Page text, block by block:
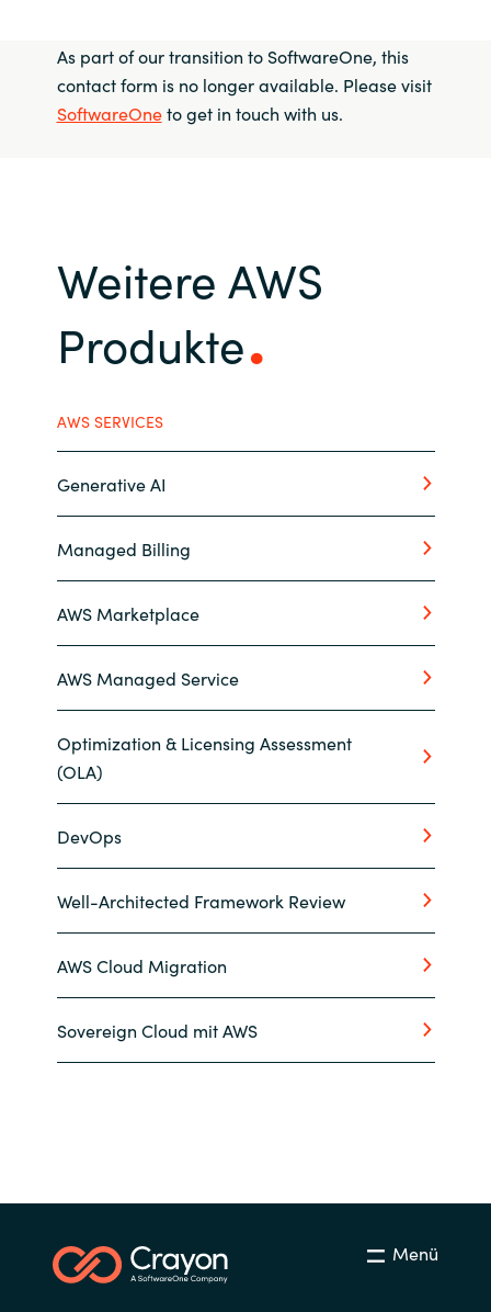
As part of our transition to SoftwareOne, this
contact form is no longer available. Please visit
SoftwareOneto get in touch with us.
Weitere AWS
Produkte
AWS SERVICES
Generative AI
Managed Billing
AWS Marketplace
AWS Managed Service
Optimization & Licensing Assessment
(OLA)
DevOps
Well-Architected Framework Review
AWS Cloud Migration
Sovereign Cloud mit AWS
Menü